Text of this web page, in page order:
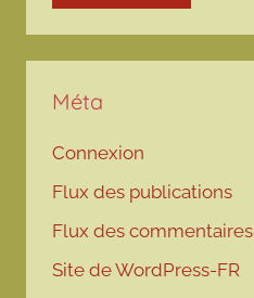
Méta
Connexion
Flux des publications
Flux des commentaires
Site de WordPress-FR